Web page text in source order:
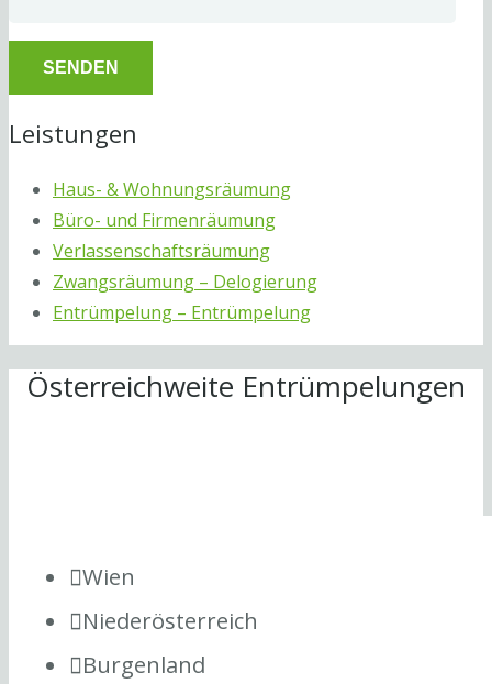
Leistungen
Haus- & Wohnungsräumung
Büro- und Firmenräumung
Verlassenschaftsräumung
Zwangsräumung – Delogierung
Entrümpelung – Entrümpelung
Österreichweite Entrümpelungen
Wien
Niederösterreich
Burgenland